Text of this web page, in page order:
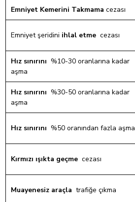
Emniyet Kemerini Takmama cezası
Emniyet şeridini ihlal etmecezası
Hız sınırını%10-30 oranlarına kadar
aşma
Hız sınırını%30-50 oranlarına kadar
aşma
Hız sınırını%50 oranından fazla aşma
Kırmızı ışıkta geçmecezası
Muayenesiz araçlatrafiğe çıkma